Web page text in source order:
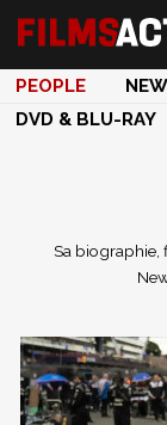
PEOPLE
DVD & BLU-RAY
Sa biographie,